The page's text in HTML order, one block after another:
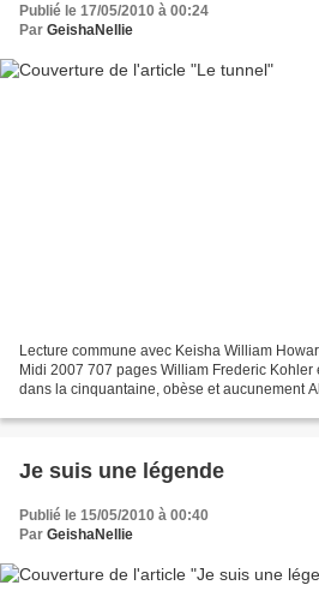
Publié le 17/05/2010 à 00:24
Par GeishaNellie
Lecture commune avec Keisha William
Midi 2007 707 pages William Frederic Kohler
dans la cinquantaine, obèse et aucunement
Je suis une légende
Publié le 15/05/2010 à 00:40
Par GeishaNellie